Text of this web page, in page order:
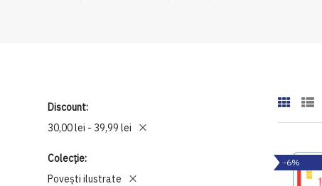
Discount
30,00 lei - 39,99 lei
Colecție
Povești ilustrate
-6%